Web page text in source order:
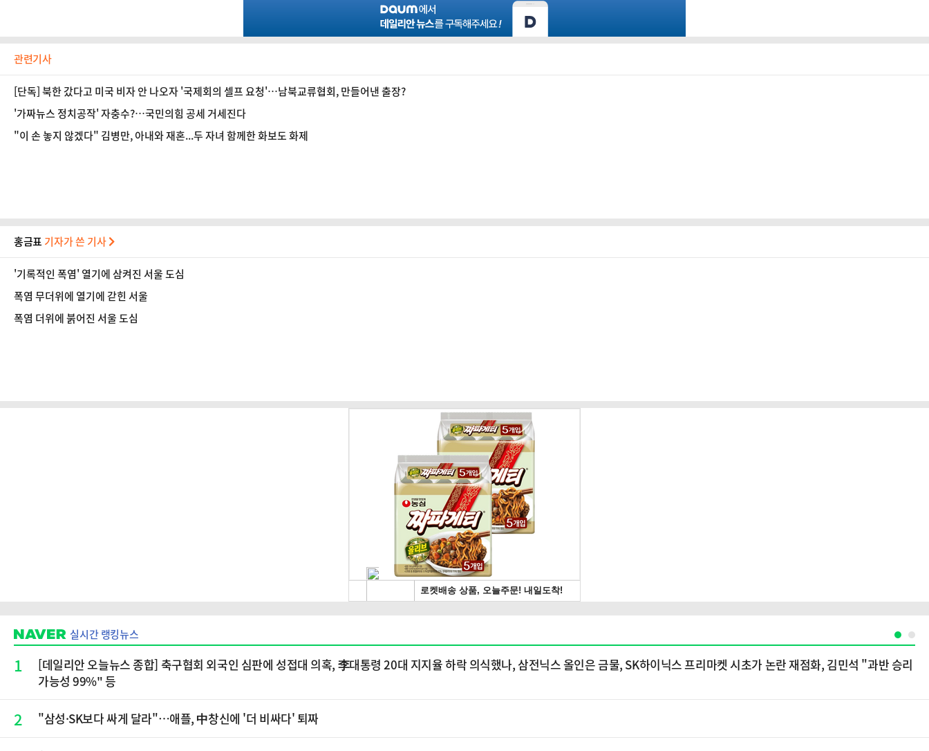
관련기사
[단독] 북한 갔다고 미국 비자 안 나오자 '국제회의 셀프 요청'…남북교류협회, 만들어낸 출장?
'가짜뉴스 정치공작' 자충수?…국민의힘 공세 거세진다
"이 손 놓지 않겠다" 김병만, 아내와 재혼...두 자녀 함께한 화보도 화제
홍금표 기자가 쓴 기사
'기록적인 폭염' 열기에 삼켜진 서울 도심
폭염 무더위에 열기에 갇힌 서울
폭염 더위에 붉어진 서울 도심
실시간 랭킹뉴스
1
[데일리안 오늘뉴스 종합] 축구협회 외국인 심판에 성접대 의혹, 李대통령 20대 지지율 하락 의식했나, 삼전닉스 올인은 금물, SK하이닉스 프리마켓 시초가 논란 재점화, 김민석 "과반 승리
가능성 99%" 등
2 "삼성·SK보다 싸게 달라"…애플, 中창신에 '더 비싸다' 퇴짜